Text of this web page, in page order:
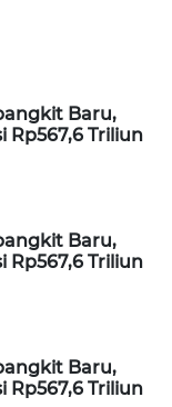
Baru,
Rp567,6 Triliun
Baru,
Rp567,6 Triliun
Baru,
Rp567,6 Triliun